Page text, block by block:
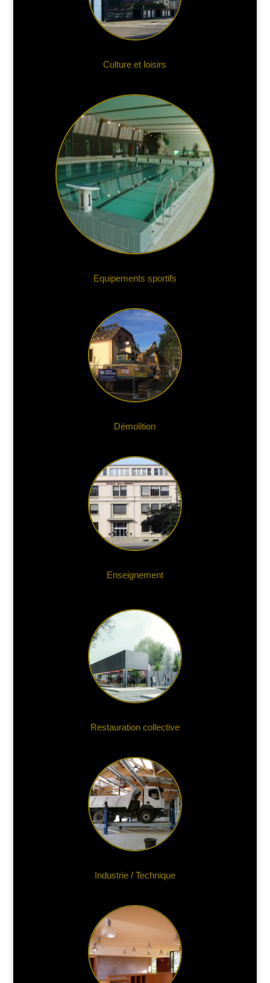
Culture et loisirs
Equipements sportifs
Démolition
Enseignement
Restauration collective
Industrie / Technique